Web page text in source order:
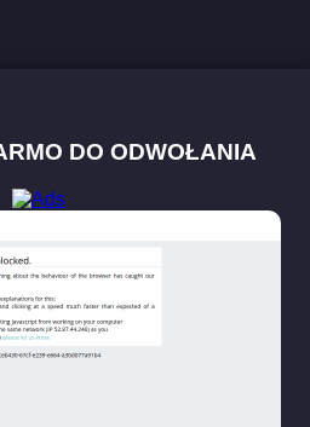
DO ODWOŁANIA